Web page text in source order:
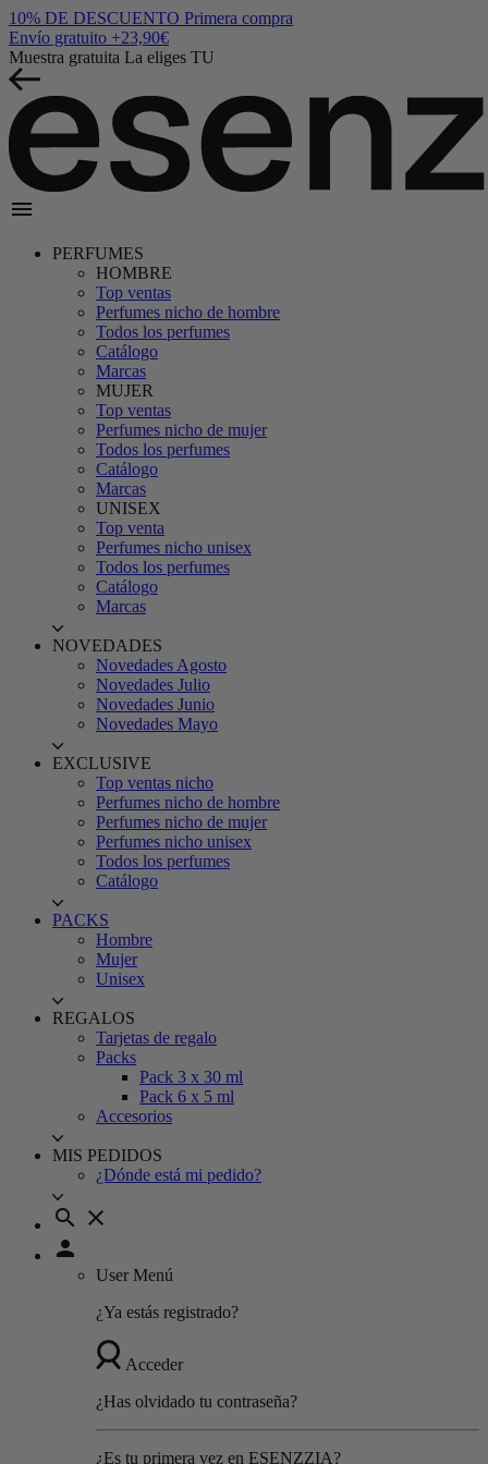
10% DE DESCUENTO Primera compra
Envío gratuito +23,90€
Muestra gratuita La eliges TU
menu
PERFUMES
HOMBRE
Top ventas
Perfumes nicho de hombre
Todos los perfumes
Catálogo
Marcas
MUJER
Top ventas
Perfumes nicho de mujer
Todos los perfumes
Catálogo
Marcas
UNISEX
Top venta
Perfumes nicho unisex
Todos los perfumes
Catálogo
Marcas
NOVEDADES
Novedades Agosto
Novedades Julio
Novedades Junio
Novedades Mayo
EXCLUSIVE
Top ventas nicho
Perfumes nicho de hombre
Perfumes nicho de mujer
Perfumes nicho unisex
Todos los perfumes
Catálogo
PACKS
Hombre
Mujer
Unisex
REGALOS
Tarjetas de regalo
Packs
Pack 3 x 30 ml
Pack 6 x 5 ml
Accesorios
MIS PEDIDOS
¿Dónde está mi pedido?
search close
person
User Menú
¿Ya estás registrado?
Acceder
¿Has olvidado tu contraseña?
¿Es tu primera vez en ESENZZIA?